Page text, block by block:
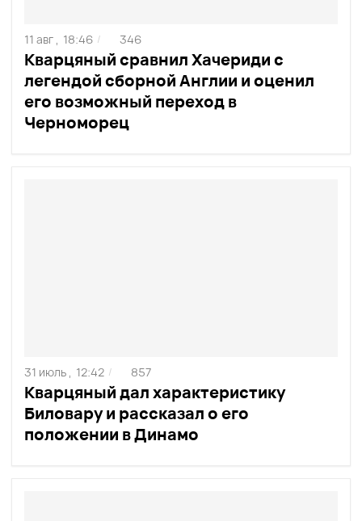
Кварцяный сравнил Хачериди с
легендой сборной Англии и оценил
его возможный переход в
Черноморец
11 авг , 18:46 / 346
Кварцяный дал характеристику
Биловару и рассказал о его
положении в Динамо
31 июль , 12:42 / 857